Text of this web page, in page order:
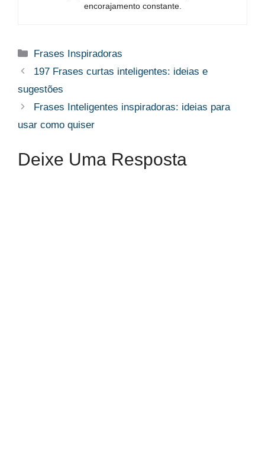
encorajamento constante.
Categorias
Frases Inspiradoras
197 Frases curtas inteligentes: ideias e
sugestões
Frases Inteligentes inspiradoras: ideias para
usar como quiser
Deixe Uma Resposta